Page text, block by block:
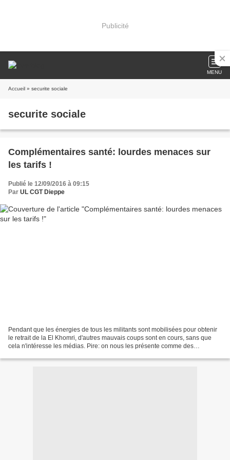
Publicité
MENU
Accueil » securite sociale
securite sociale
Complémentaires santé: lourdes menaces sur
les tarifs !
Publié le 12/09/2016 à 09:15
Par UL CGT Dieppe
Pendant que les énergies de tous les militants sont mobilisées pour obtenir
le retrait de la El Khomri, d'autres mauvais coups sont en cours, sans que
cela n'intéresse les médias. Pire: on nous les présente comme des